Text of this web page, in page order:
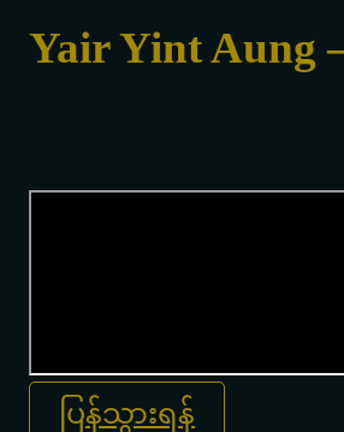
Yair Yint Aung
ပြန်သွားရန်